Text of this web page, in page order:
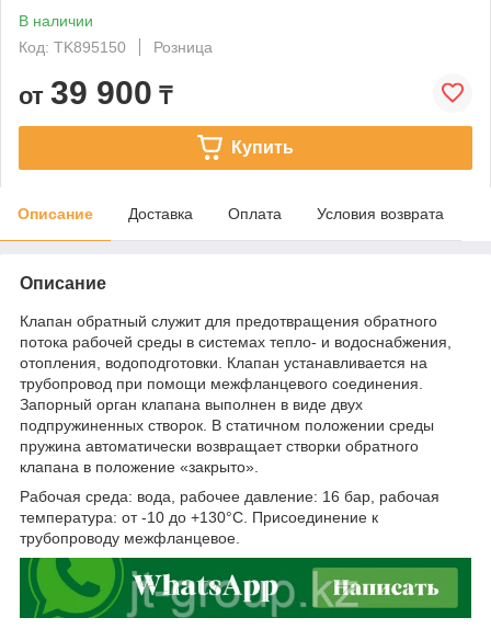
В наличии
Код: TK895150
Розница
от 39 900 ₸
Купить
Описание Доставка Оплата Условия возврата
Описание
Клапан обратный служит для предотвращения обратного
потока рабочей среды в системах тепло- и водоснабжения,
отопления, водоподготовки. Клапан устанавливается на
трубопровод при помощи межфланцевого соединения.
Запорный орган клапана выполнен в виде двух
подпружиненных створок. В статичном положении среды
пружина автоматически возвращает створки обратного
клапана в положение «закрыто».
Рабочая среда: вода, рабочее давление: 16 бар, рабочая
температура: от -10 до +130°С. Присоединение к
трубопроводу межфланцевое.